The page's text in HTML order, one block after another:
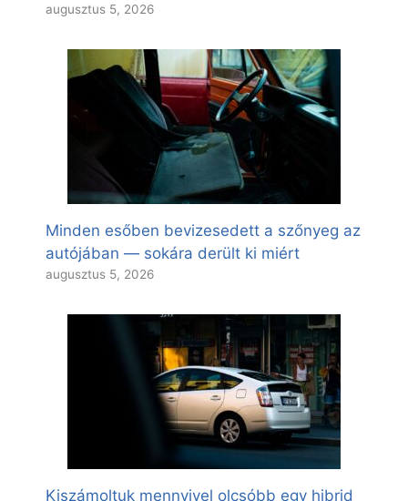
augusztus 5, 2026
Minden esőben bevizesedett a szőnyeg az
autójában — sokára derült ki miért
augusztus 5, 2026
Kiszámoltuk mennyivel olcsóbb egy hibrid